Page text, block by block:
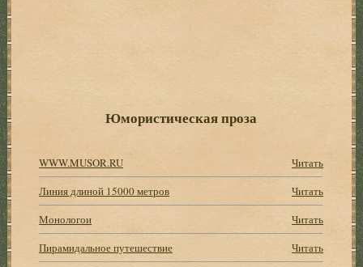
Юмористическая проза
WWW.MUSOR.RU
Читать
Линия длиной 15000 метров
Читать
Монологои
Читать
Пирамидальное путешествие
Читать